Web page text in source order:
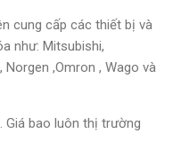
cung cấp các thiết bị và
như: Mitsubishi,
Norgen ,Omron , Wago và
Giá bao luôn thị trường